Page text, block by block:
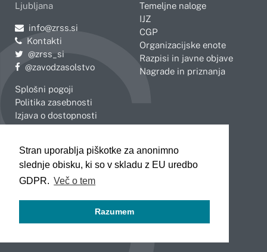
Stran uporablja piškotke za anonimno
slednje obisku, ki so v skladu z EU uredbo
GDPR. Več o tem
Razumem
Ljubljana
Pošljite e-mail na
info@zrss.si
Kontakti
Pojdite na Twitter:
@zrss_si
Pojdite na Facebook:
@zavodzasolstvo
Splošni pogoji
Politika zasebnosti
Izjava o dostopnosti
Temeljne naloge
IJZ
CGP
Organizacijske enote
Razpisi in javne objave
Nagrade in priznanja
Celje
Koper
Kranj
Novo mesto
Slovenj Gradec